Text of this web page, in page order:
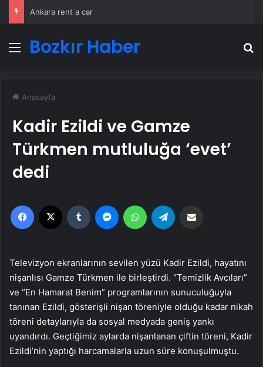
Ankara rent a car
Menü
Bozkır Haber
Anasayfa
Kadir Ezildi ve Gamze
Türkmen mutluluğa ‘evet’
dedi
Facebook Tumblr MessengerWhatsApp
Televizyon ekranlarının sevilen yüzü Kadir Ezildi, hayatını
nişanlısı Gamze Türkmen ile birleştirdi. “Temizlik Avcıları”
ve “En Hamarat Benim” programlarının sunuculuğuyla
tanınan Ezildi, gösterişli nişan töreniyle olduğu kadar nikah
töreni detaylarıyla da sosyal medyada geniş yankı
uyandırdı. Geçtiğimiz aylarda nişanlanan çiftin töreni, Kadir
Ezildi’nin yaptığı harcamalarla uzun süre konuşulmuştu.